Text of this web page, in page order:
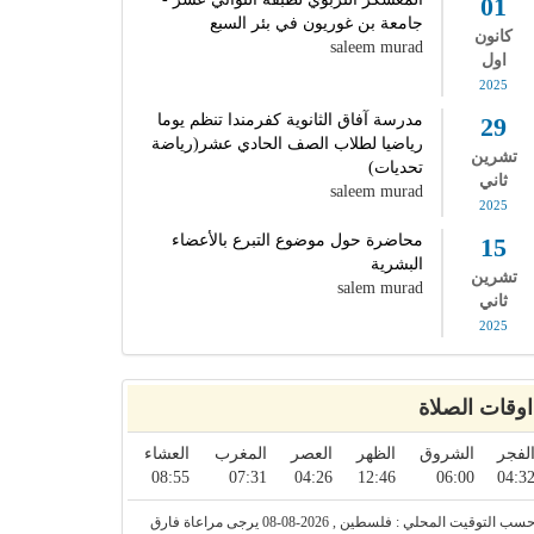
01
كانون
اول
2025
جامعة بن غوريون في بئر السبع
saleem murad
29
تشرين
ثاني
2025
مدرسة آفاق الثانوية كفرمندا تنظم يوما
رياضيا لطلاب الصف الحادي عشر(رياضة
تحديات)
saleem murad
15
تشرين
ثاني
2025
محاضرة حول موضوع التبرع بالأعضاء
البشرية
salem murad
اوقات الصلاة
الفجر
04:32
الشروق
06:00
الظهر
12:46
العصر
04:26
المغرب
07:31
العشاء
08:55
حسب التوقيت المحلي : فلسطين , 2026-08-08 يرجى مراعاة فارق